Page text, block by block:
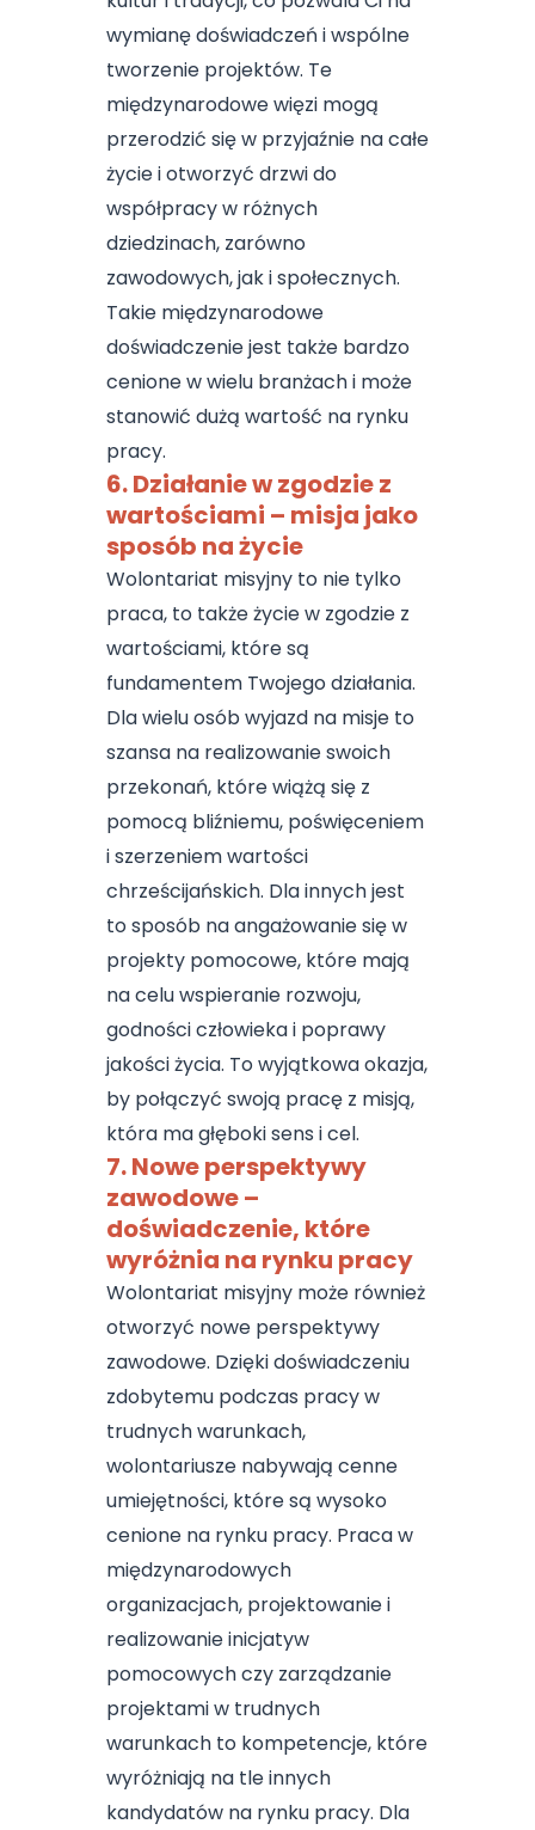
wymianę doświadczeń i wspólne
tworzenie projektów. Te
międzynarodowe więzi mogą
przerodzić się w przyjaźnie na całe
życie i otworzyć drzwi do
współpracy w różnych
dziedzinach, zarówno
zawodowych, jak i społecznych.
Takie międzynarodowe
doświadczenie jest także bardzo
cenione w wielu branżach i może
stanowić dużą wartość na rynku
pracy.
6. Działanie w zgodzie z
wartościami – misja jako
sposób na życie
Wolontariat misyjny to nie tylko
praca, to także życie w zgodzie z
wartościami, które są
fundamentem Twojego działania.
Dla wielu osób wyjazd na misje to
szansa na realizowanie swoich
przekonań, które wiążą się z
pomocą bliźniemu, poświęceniem
i szerzeniem wartości
chrześcijańskich. Dla innych jest
to sposób na angażowanie się w
projekty pomocowe, które mają
na celu wspieranie rozwoju,
godności człowieka i poprawy
jakości życia. To wyjątkowa okazja,
by połączyć swoją pracę z misją,
która ma głęboki sens i cel.
7. Nowe perspektywy
zawodowe –
doświadczenie, które
wyróżnia na rynku pracy
Wolontariat misyjny może również
otworzyć nowe perspektywy
zawodowe. Dzięki doświadczeniu
zdobytemu podczas pracy w
trudnych warunkach,
wolontariusze nabywają cenne
umiejętności, które są wysoko
cenione na rynku pracy. Praca w
międzynarodowych
organizacjach, projektowanie i
realizowanie inicjatyw
pomocowych czy zarządzanie
projektami w trudnych
warunkach to kompetencje, które
wyróżniają na tle innych
kandydatów na rynku pracy. Dla